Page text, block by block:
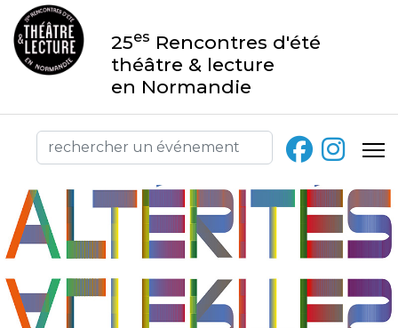
25es Rencontres d'été
théâtre & lecture
en Normandie